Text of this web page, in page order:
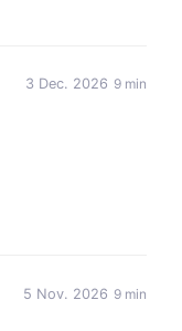
3 Dec. 2026 9 min
5 Nov. 2026 9 min